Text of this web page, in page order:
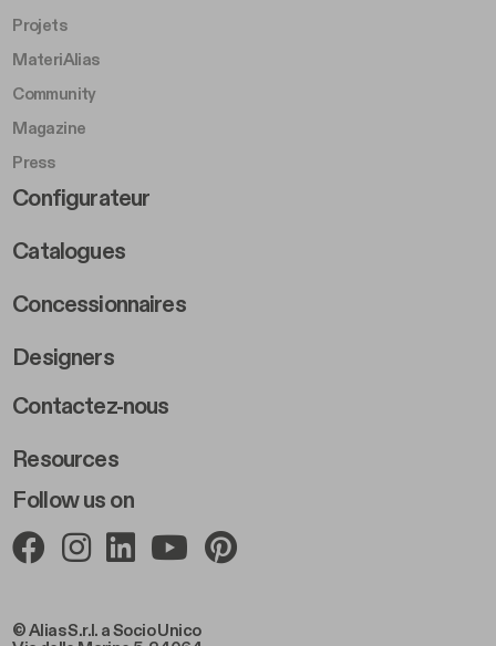
© Alias S.r.l. a Socio Unico
Follow us on
Projets
MateriAlias
Community
Magazine
Press
Footer Right Middle B
Configurateur
Catalogues
Concessionnaires
Designers
Footer Right 2
Contactez-nous
Resources